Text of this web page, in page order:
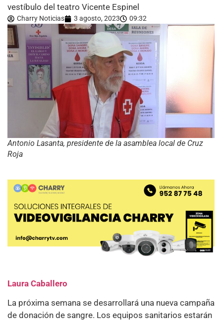
vestíbulo del teatro Vicente Espinel
Charry Noticias 3 agosto, 2023 09:32
Antonio Lasanta, presidente de la asamblea local de Cruz
Roja
Laura Caballero
La próxima semana se desarrollará una nueva campaña
de donación de sangre. Los equipos sanitarios estarán